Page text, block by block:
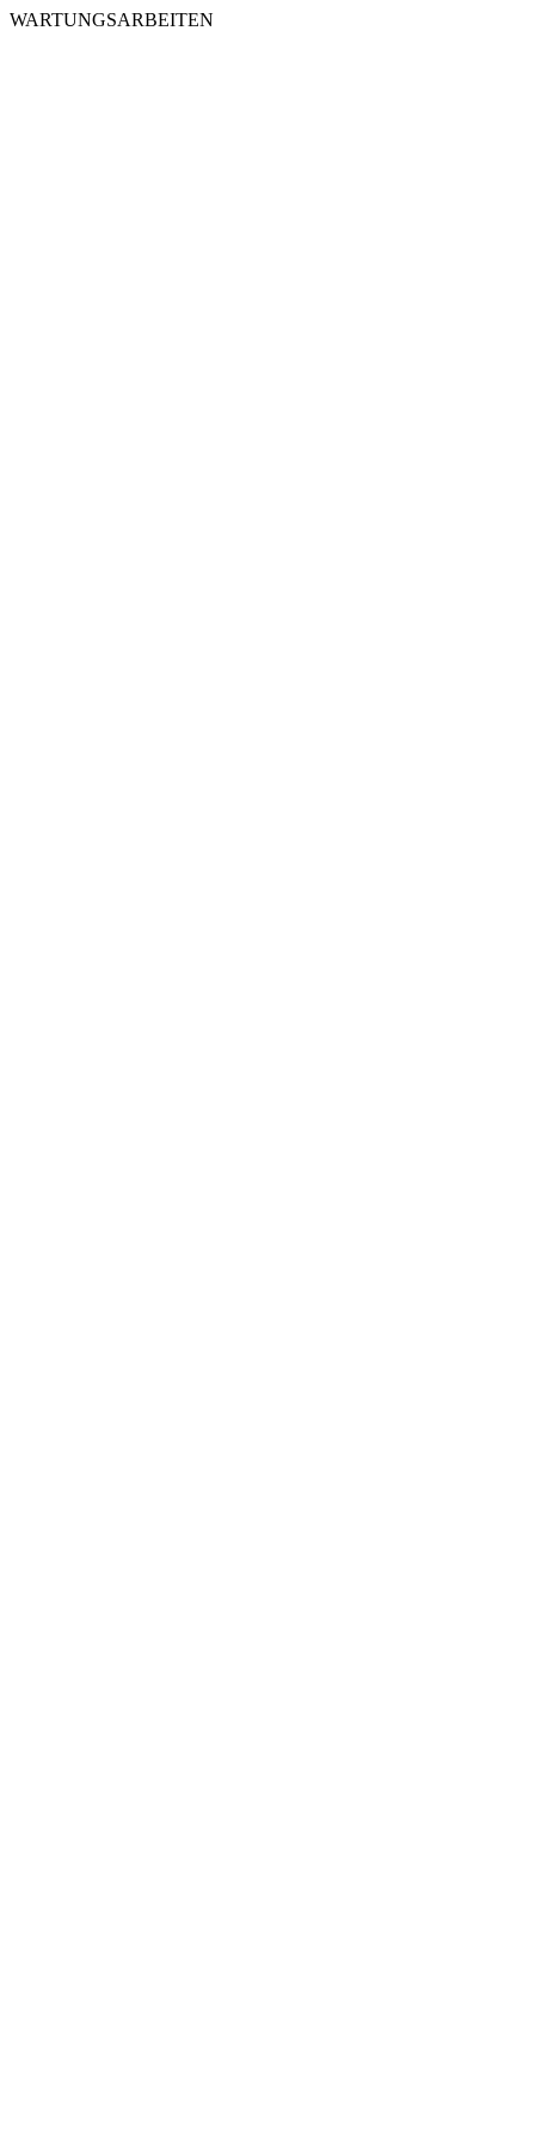
WARTUNGSARBEITEN